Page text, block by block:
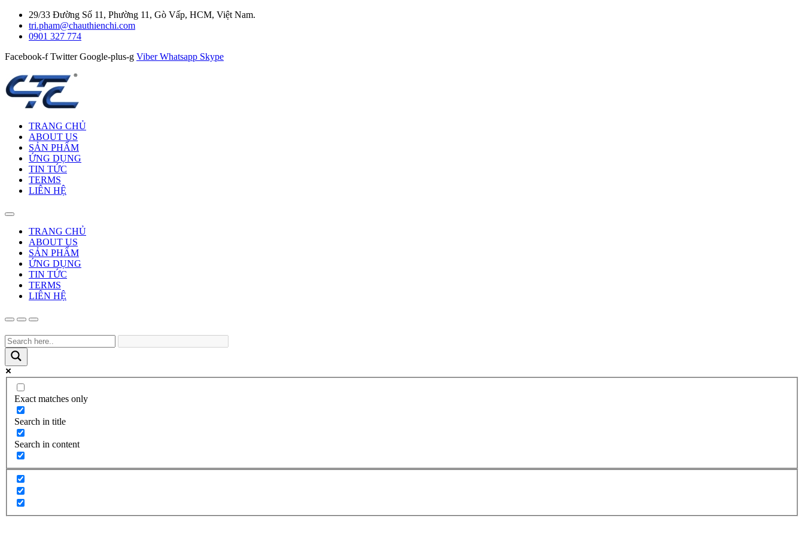
29/33 Đường Số 11, Phường 11, Gò Vấp, HCM, Việt Nam.
tri.pham@chauthienchi.com
0901 327 774
Facebook-f Twitter Google-plus-g Viber Whatsapp Skype
TRANG CHỦ
ABOUT US
SẢN PHẨM
ỨNG DỤNG
TIN TỨC
TERMS
LIÊN HỆ
TRANG CHỦ
ABOUT US
SẢN PHẨM
ỨNG DỤNG
TIN TỨC
TERMS
LIÊN HỆ
Exact matches only
Search in title
Search in content